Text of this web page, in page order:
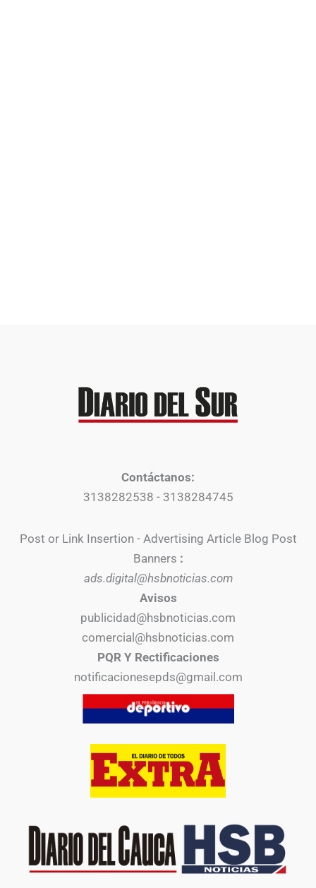
Contáctanos:
3138282538 - 3138284745
Post or Link Insertion - Advertising Article Blog Post
Banners :
ads.digital@hsbnoticias.com
Avisos
publicidad@hsbnoticias.com
comercial@hsbnoticias.com
PQR Y Rectificaciones
notificacionesepds@gmail.com